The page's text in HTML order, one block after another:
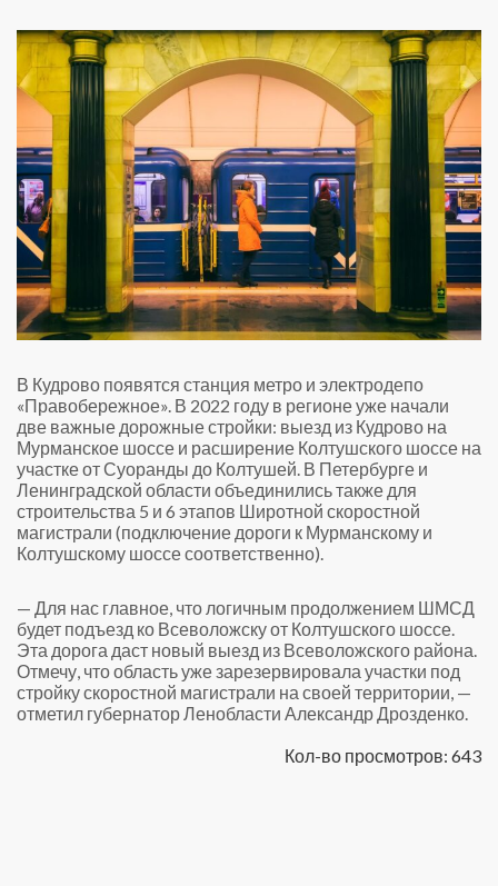
В Кудрово появятся станция метро и электродепо
«Правобережное». В 2022 году в регионе уже начали
две важные дорожные стройки: выезд из Кудрово на
Мурманское шоссе и расширение Колтушского шоссе на
участке от Суоранды до Колтушей. В Петербурге и
Ленинградской области объединились также для
строительства 5 и 6 этапов Широтной скоростной
магистрали (подключение дороги к Мурманскому и
Колтушскому шоссе соответственно).
— Для нас главное, что логичным продолжением ШМСД
будет подъезд ко Всеволожску от Колтушского шоссе.
Эта дорога даст новый выезд из Всеволожского района.
Отмечу, что область уже зарезервировала участки под
стройку скоростной магистрали на своей территории, —
отметил губернатор Ленобласти Александр Дрозденко.
Кол-во просмотров: 643